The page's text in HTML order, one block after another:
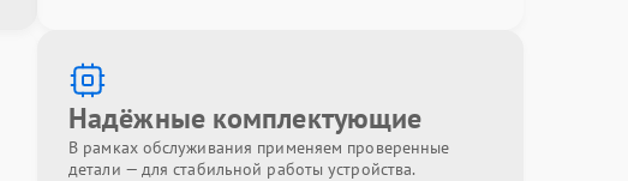
Надёжные комплектующие
В рамках обслуживания применяем проверенные
детали — для стабильной работы устройства.